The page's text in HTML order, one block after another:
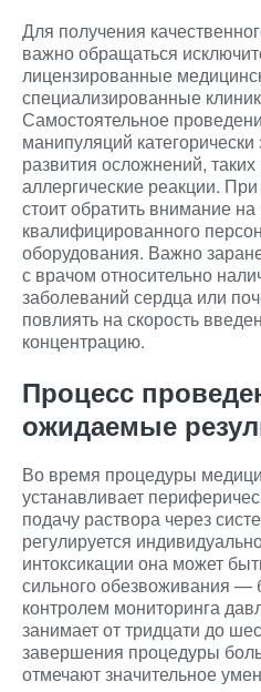
Для получения
важно обращаться
лицензированные
специализированные
Самостоятельное
манипуляций
развития осложнений,
аллергические реакции.
стоит обратить внимание
квалифицированного
оборудования. Важно
с врачом относительно
заболеваний сердца или
повлиять на скорость
концентрацию.
Процесс
ожидаемые
Во время процедуры
устанавливает
подачу раствора через
регулируется
интоксикации она может
сильного обезвоживания —
контролем мониторинга
занимает от тридцати до
завершения процедуры
отмечают значительное